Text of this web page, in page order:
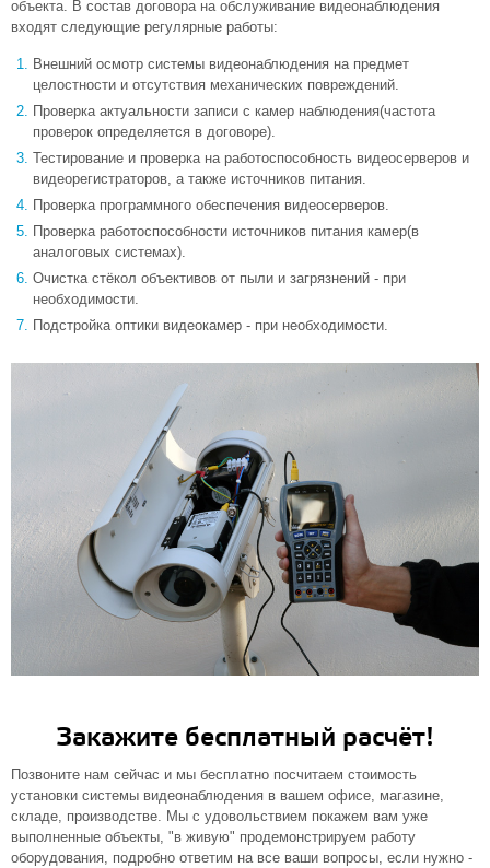
объекта. В состав договора на обслуживание видеонаблюдения
входят следующие регулярные работы:
Внешний осмотр системы видеонаблюдения на предмет
целостности и отсутствия механических повреждений.
Проверка актуальности записи с камер наблюдения(частота
проверок определяется в договоре).
Тестирование и проверка на работоспособность видеосерверов и
видеорегистраторов, а также источников питания.
Проверка программного обеспечения видеосерверов.
Проверка работоспособности источников питания камер(в
аналоговых системах).
Очистка стёкол объективов от пыли и загрязнений - при
необходимости.
Подстройка оптики видеокамер - при необходимости.
Закажите бесплатный расчёт!
Позвоните нам сейчас и мы бесплатно посчитаем стоимость
установки системы видеонаблюдения в вашем офисе, магазине,
складе, производстве. Мы с удовольствием покажем вам уже
выполненные объекты, "в живую" продемонстрируем работу
оборудования, подробно ответим на все ваши вопросы, если нужно -